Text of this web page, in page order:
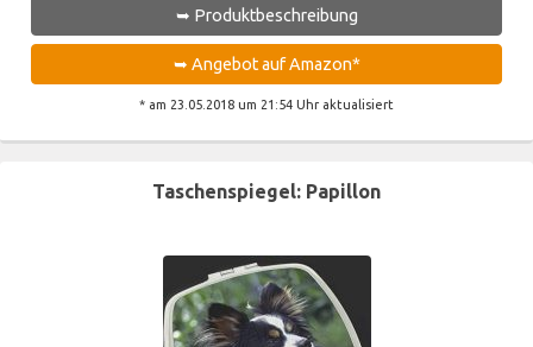
➥ Produktbeschreibung
➥ Angebot auf Amazon*
* am 23.05.2018 um 21:54 Uhr aktualisiert
Taschenspiegel: Papillon